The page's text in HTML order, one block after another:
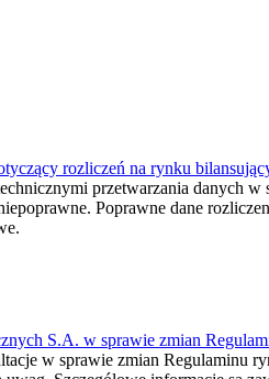
rozliczeń na rynku
przetwarzania danych
Poprawne dane
S.A. w sprawie zmian
w sprawie zmian Regulaminu